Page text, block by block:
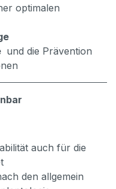
optimalen
und die Prävention
auch für die
den allgemein